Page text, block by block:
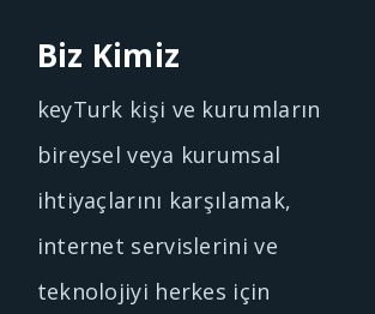
Biz Kimiz
keyTurk kişi ve kurumların
bireysel veya kurumsal
ihtiyaçlarını karşılamak,
internet servislerini ve
teknolojiyi herkes için